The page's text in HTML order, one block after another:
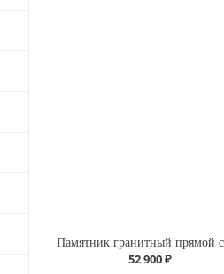
52 900 ₽